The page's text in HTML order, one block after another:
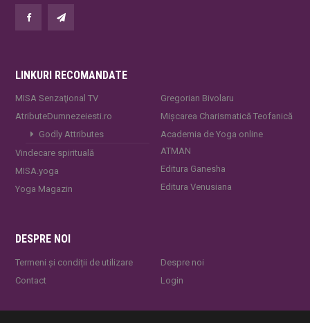
LINKURI RECOMANDATE
MISA Senzaţional TV
AtributeDumnezeiesti.ro
Godly Attributes
Vindecare spirituală
MISA.yoga
Yoga Magazin
Gregorian Bivolaru
Mișcarea Charismatică Teofanică
Academia de Yoga online
ATMAN
Editura Ganesha
Editura Venusiana
DESPRE NOI
Termeni și condiții de utilizare
Contact
Despre noi
Login